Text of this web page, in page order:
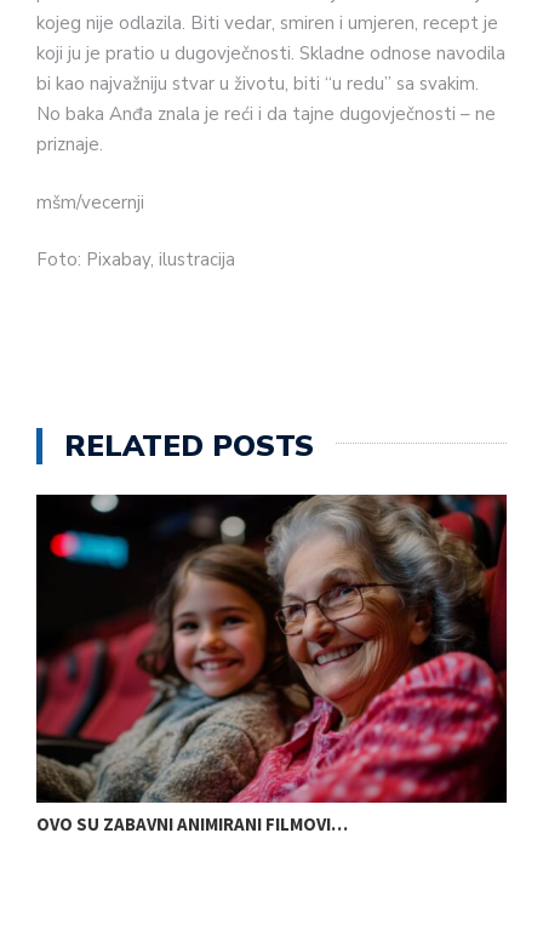
kojeg nije odlazila. Biti vedar, smiren i umjeren, recept je
koji ju je pratio u dugovječnosti. Skladne odnose navodila
bi kao najvažniju stvar u životu, biti “u redu” sa svakim.
No baka Anđa znala je reći i da tajne dugovječnosti – ne
priznaje.
mšm/vecernji
Foto: Pixabay, ilustracija
RELATED POSTS
OVO SU ZABAVNI ANIMIRANI FILMOVI…